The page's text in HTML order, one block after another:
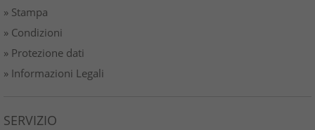
» Stampa
» Condizioni
» Protezione dati
» Informazioni Legali
SERVIZIO